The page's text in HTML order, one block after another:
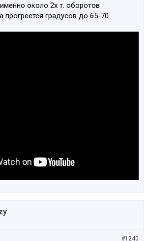
около 2х т. оборотов
прогреется градусов до 65-70
#1240